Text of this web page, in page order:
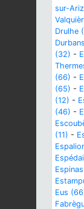
sur-
Drulhe
(32) -
(66) -
(65) -
(12) -
(46) -
(11) -
Eus